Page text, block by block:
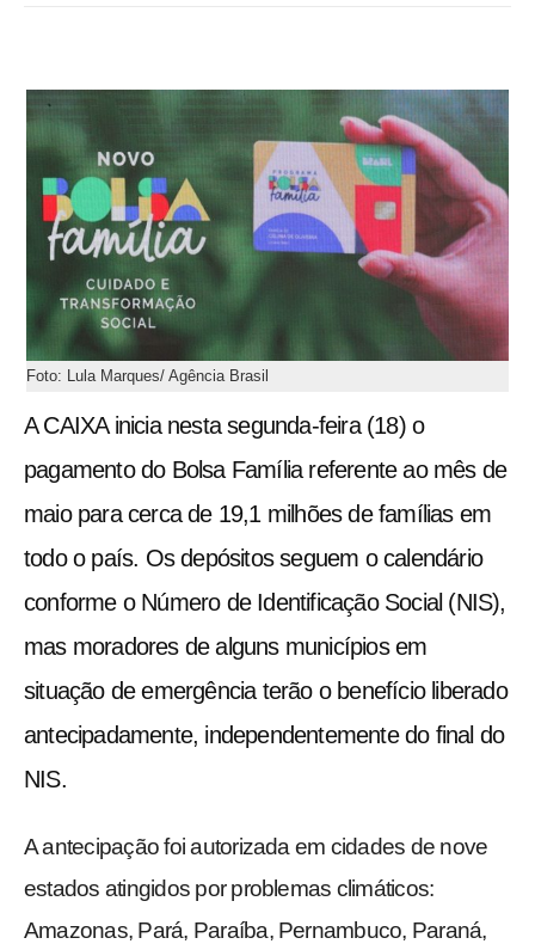
Foto: Lula Marques/ Agência Brasil
A CAIXA inicia nesta segunda-feira (18) o
pagamento do Bolsa Família referente ao mês de
maio para cerca de 19,1 milhões de famílias em
todo o país. Os depósitos seguem o calendário
conforme o Número de Identificação Social (NIS),
mas moradores de alguns municípios em
situação de emergência terão o benefício liberado
antecipadamente, independentemente do final do
NIS.
A antecipação foi autorizada em cidades de nove
estados atingidos por problemas climáticos:
Amazonas, Pará, Paraíba, Pernambuco, Paraná,